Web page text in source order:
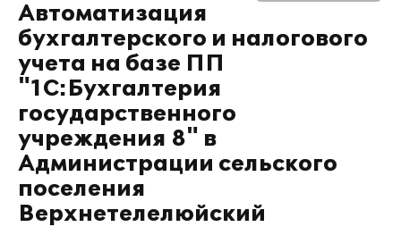
Автоматизация
бухгалтерского и налогового
учета на базе ПП
"1С:Бухгалтерия
государственного
учреждения 8" в
Администрации сельского
поселения
Верхнетелелюйский